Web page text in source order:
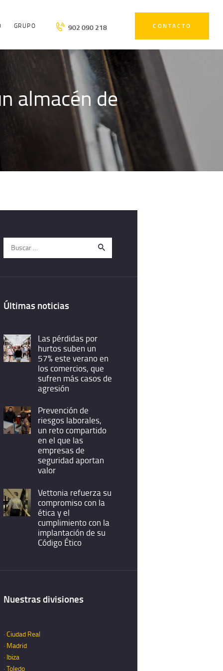
GRUPO 902 090 218 CONTACTO
almacén de
Buscar:
Últimas noticias
Las pérdidas por
hurtos suben un
57% este verano en
los comercios, que
sufren más casos de
agresión
Prevención de
riesgos laborales,
un reto compartido
en el que las
empresas de
seguridad aportan
valor
Vettonia refuerza su
compromiso con la
ética y el
cumplimiento con la
implantación de su
Código Ético
Nuestras divisiones
· Ciudad Real
· Madrid
· Ibiza
· Toledo